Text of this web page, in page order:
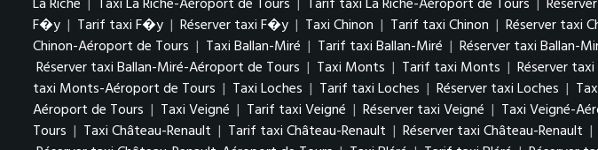
F�y | Tarif taxi F�y | Réserver taxi F�y | Taxi Chinon | Tarif taxi Chinon | Réserver taxi
Chinon-Aéroport de Tours | Taxi Ballan-Miré | Tarif taxi Ballan-Miré | Réserver taxi Ballan-
Réserver taxi Ballan-Miré-Aéroport de Tours | Taxi Monts | Tarif taxi Monts | Réserver
taxi Monts-Aéroport de Tours | Taxi Loches | Tarif taxi Loches | Réserver taxi Loches |
Aéroport de Tours | Taxi Veigné | Tarif taxi Veigné | Réserver taxi Veigné | Taxi Veigné-
Tours | Taxi Château-Renault | Tarif taxi Château-Renault | Réserver taxi Château-Renault |